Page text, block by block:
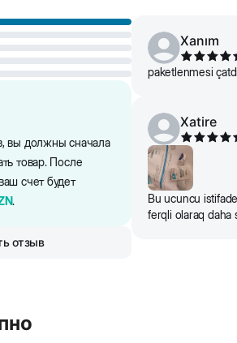
вы должны сначала
товар. После
счет будет
.
отзыв
Xanım
paketlenmesi
Xatire
Bu ucuncu
ferqli olaraq daha